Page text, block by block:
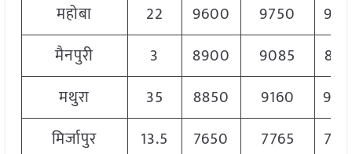
महोबा
22 9600 9750
मैनपुरी
3 8900 9085
मथुरा
35 8850 9160
मिर्जापुर
13.5 7650 7765